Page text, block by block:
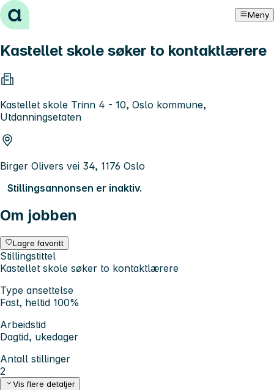
Hopp til innhold Meny
Kastellet skole søker to kontaktlærere
Kastellet skole Trinn 4 - 10, Oslo kommune,
Utdanningsetaten
Birger Olivers vei 34, 1176 Oslo
Stillingsannonsen er inaktiv.
Om jobben
Lagre favoritt
Stillingstittel
Kastellet skole søker to kontaktlærere
Type ansettelse
Fast, heltid 100%
Arbeidstid
Dagtid, ukedager
Antall stillinger
2
Vis flere detaljer